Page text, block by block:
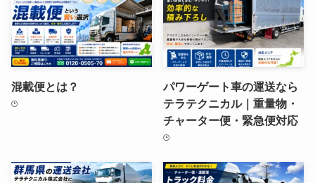
混載便とは？
パワーゲート車の運送なら
テラテクニカル｜重量物・
チャーター便・緊急便対応